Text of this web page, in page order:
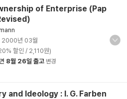
of Enterprise (Pap
2000년 03월
할인 / 2,110원)
8월 26일 출고 변경
and Ideology : I. G. Farben